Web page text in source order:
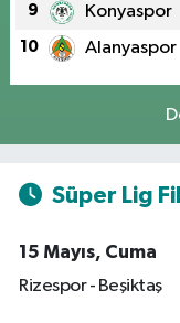
9 Konyaspor
10 Alanyaspor
Süper Lig
15 Mayıs, Cuma
Rizespor - Beşiktaş